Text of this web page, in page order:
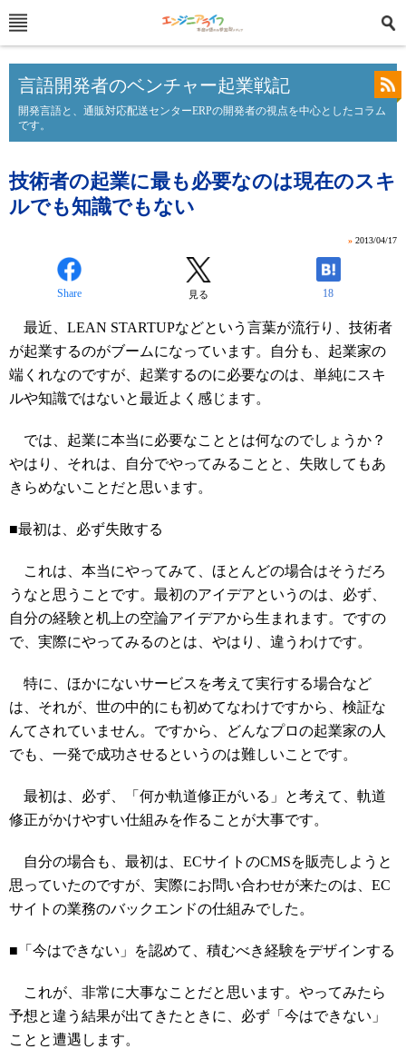
言語開発者のベンチャー起業戦記
開発言語と、通販対応配送センターERPの開発者の視点を中心としたコラム
です。
技術者の起業に最も必要なのは現在のスキ
ルでも知識でもない
» 2013/04/17
Share 見る 18
最近、LEAN STARTUPなどという言葉が流行り、技術者
が起業するのがブームになっています。自分も、起業家の
端くれなのですが、起業するのに必要なのは、単純にスキ
ルや知識ではないと最近よく感じます。
では、起業に本当に必要なこととは何なのでしょうか？
やはり、それは、自分でやってみることと、失敗してもあ
きらめないことだと思います。
■最初は、必ず失敗する
これは、本当にやってみて、ほとんどの場合はそうだろ
うなと思うことです。最初のアイデアというのは、必ず、
自分の経験と机上の空論アイデアから生まれます。ですの
で、実際にやってみるのとは、やはり、違うわけです。
特に、ほかにないサービスを考えて実行する場合など
は、それが、世の中的にも初めてなわけですから、検証な
んてされていません。ですから、どんなプロの起業家の人
でも、一発で成功させるというのは難しいことです。
最初は、必ず、「何か軌道修正がいる」と考えて、軌道
修正がかけやすい仕組みを作ることが大事です。
自分の場合も、最初は、ECサイトのCMSを販売しようと
思っていたのですが、実際にお問い合わせが来たのは、EC
サイトの業務のバックエンドの仕組みでした。
■「今はできない」を認めて、積むべき経験をデザインする
これが、非常に大事なことだと思います。やってみたら
予想と違う結果が出てきたときに、必ず「今はできない」
ことと遭遇します。